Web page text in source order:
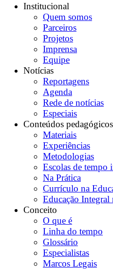
Institucional
Quem somos
Parceiros
Projetos
Imprensa
Equipe
Notícias
Reportagens
Agenda
Rede de notícias
Especiais
Conteúdos pedagógicos
Materiais
Experiências
Metodologias
Escolas de tempo
Na Prática
Currículo na
Educação Integral
Conceito
O que é
Linha do tempo
Glossário
Especialistas
Marcos Legais